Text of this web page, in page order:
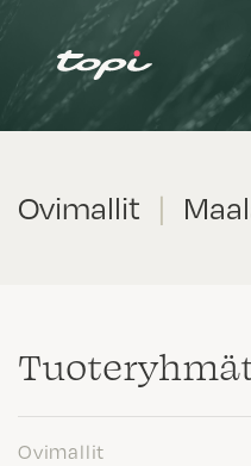
Ovimallit |
Ovimallit